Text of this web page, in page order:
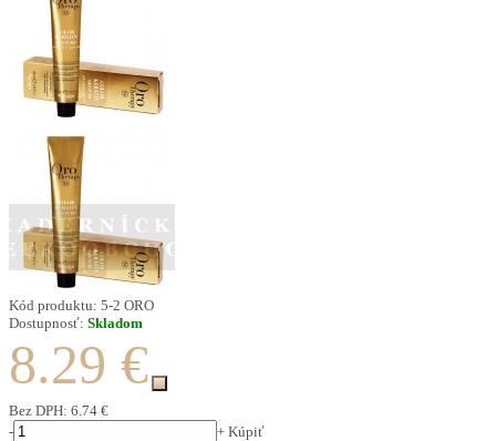
Kód produktu: 5-2 ORO
Dostupnosť: Skladom
8.29 €
Bez DPH: 6.74 €
-
+ Kúpiť